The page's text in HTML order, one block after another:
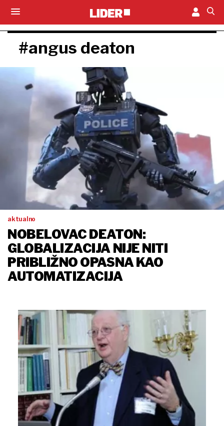
#angus deaton
aktualno
NOBELOVAC DEATON:
GLOBALIZACIJA NIJE NITI
PRIBLIŽNO OPASNA KAO
AUTOMATIZACIJA